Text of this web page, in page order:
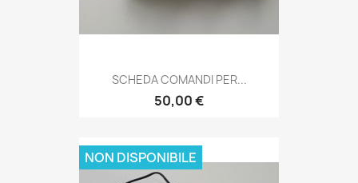
SCHEDA COMANDI PER...
50,00 €
NON DISPONIBILE